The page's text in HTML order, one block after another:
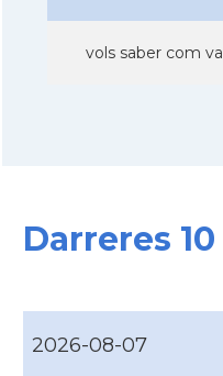
vols saber com
Darreres
2026-08-07